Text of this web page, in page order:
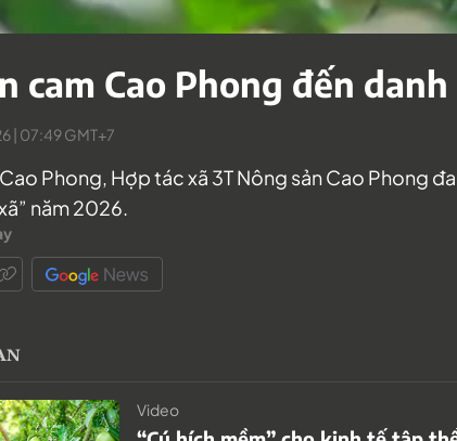
cam Cao Phong đến
| 07:49 GMT+7
Phong, Hợp tác xã 3T Nông sản Cao Phong
năm 2026.
Video